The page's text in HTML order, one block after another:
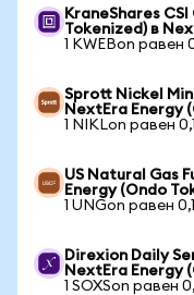
KraneShares
Tokenized) в
1 KWEBon равен
Sprott Nickel
NextEra Energy
1 NIKLon равен
US Natural Gas
Energy (Ondo
1 UNGon равен
Direxion Daily
NextEra Energy
1 SOXSon равен